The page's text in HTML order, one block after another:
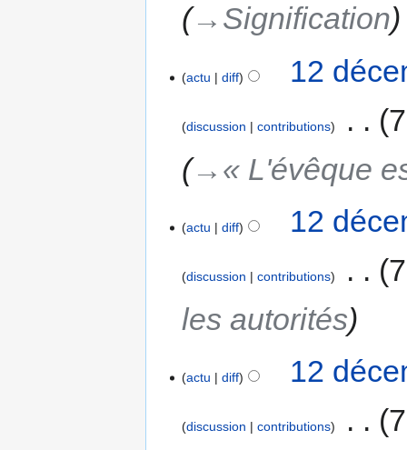
→‎Signification
actu diff 12
discussion contributions
→‎« L'évêque
actu diff 12
discussion contributions
les autorités
actu diff 12
discussion contributions